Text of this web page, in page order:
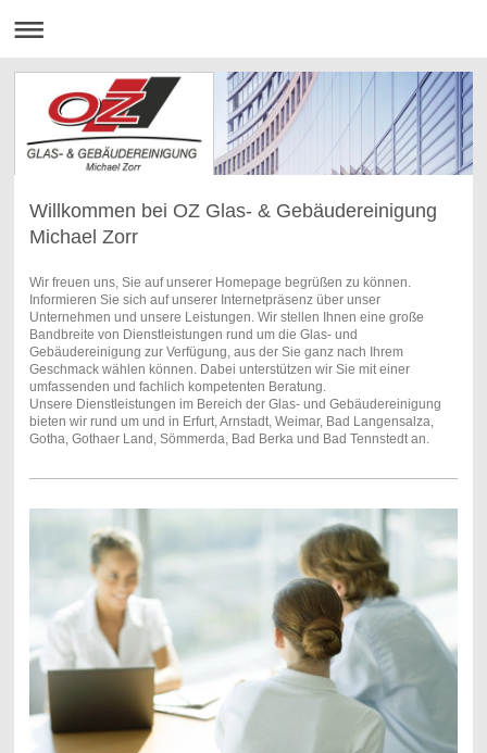
Willkommen bei OZ Glas- & Gebäudereinigung
Michael Zorr
Wir freuen uns, Sie auf unserer Homepage begrüßen zu können.
Informieren Sie sich auf unserer Internetpräsenz über unser
Unternehmen und unsere Leistungen. Wir stellen Ihnen eine große
Bandbreite von Dienstleistungen rund um die Glas- und
Gebäudereinigung zur Verfügung, aus der Sie ganz nach Ihrem
Geschmack wählen können. Dabei unterstützen wir Sie mit einer
umfassenden und fachlich kompetenten Beratung.
Unsere Dienstleistungen im Bereich der Glas- und Gebäudereinigung
bieten wir rund um und in Erfurt, Arnstadt, Weimar, Bad Langensalza,
Gotha, Gothaer Land, Sömmerda, Bad Berka und Bad Tennstedt an.